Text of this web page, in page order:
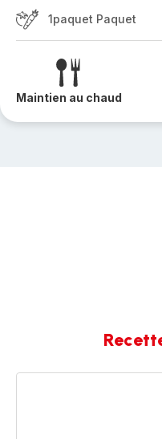
1paquet Paquet
Maintien au chaud